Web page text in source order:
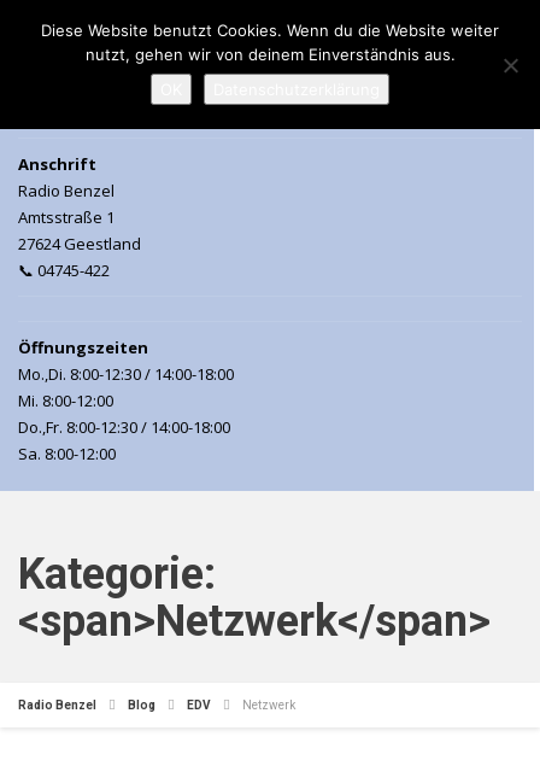
MENU
Anschrift
Radio Benzel
Amtsstraße 1
27624 Geestland
📞 04745-422
Öffnungszeiten
Mo.,Di. 8:00-12:30 / 14:00-18:00
Mi. 8:00-12:00
Do.,Fr. 8:00-12:30 / 14:00-18:00
Sa. 8:00-12:00
Kategorie:
<span>Netzwerk</span>
Radio Benzel Blog EDV Netzwerk
Diese Website benutzt Cookies. Wenn du die Website weiter
nutzt, gehen wir von deinem Einverständnis aus.